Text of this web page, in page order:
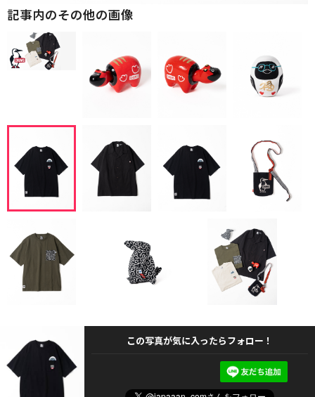
記事内のその他の画像
この写真が気に入ったらフォロー！